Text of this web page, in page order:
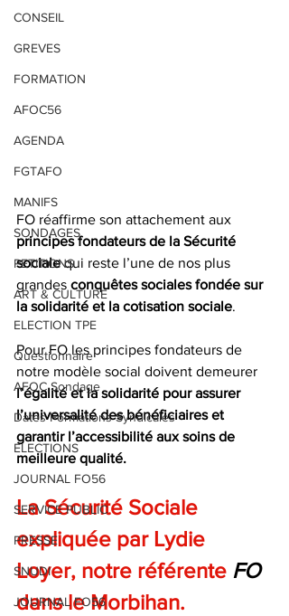
CONSEIL
GREVES
FORMATION
AFOC56
AGENDA
FGTAFO
MANIFS
SONDAGES
PETITIONS
ART & CULTURE
ELECTION TPE
Questionnaire
AFOC Sondage
Dates Formations Syndicales
ELECTIONS
JOURNAL FO56
SERVICE PUBLIC
PRESSE
SNUDI
JOURNAL FO56
FO réaffirme son attachement aux
principes fondateurs de la Sécurité
sociale qui reste l’une de nos plus
grandes conquêtes sociales fondée sur
la solidarité et la cotisation sociale.
Pour FO les principes fondateurs de
notre modèle social doivent demeurer
l’égalité et la solidarité pour assurer
l’universalité des bénéficiaires et
garantir l’accessibilité aux soins de
meilleure qualité.
La Sécurité Sociale
expliquée par Lydie
Loyer, notre référente FO
dans le Morbihan.